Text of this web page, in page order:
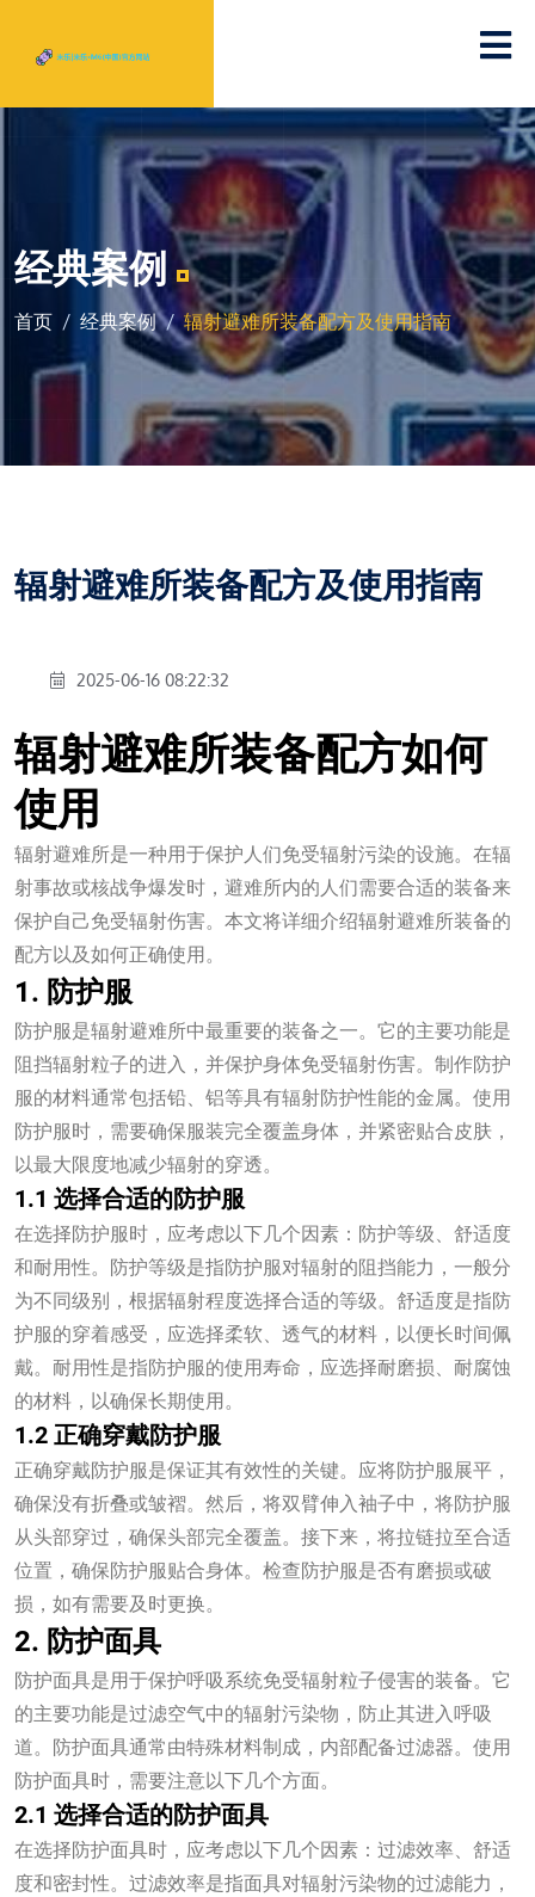
经典案例
首页 经典案例 辐射避难所装备配方及使用指南
辐射避难所装备配方及使用指南
2025-06-16 08:22:32
辐射避难所装备配方如何
使用
辐射避难所是一种用于保护人们免受辐射污染的设施。在辐
射事故或核战争爆发时，避难所内的人们需要合适的装备来
保护自己免受辐射伤害。本文将详细介绍辐射避难所装备的
配方以及如何正确使用。
1. 防护服
防护服是辐射避难所中最重要的装备之一。它的主要功能是
阻挡辐射粒子的进入，并保护身体免受辐射伤害。制作防护
服的材料通常包括铅、铝等具有辐射防护性能的金属。使用
防护服时，需要确保服装完全覆盖身体，并紧密贴合皮肤，
以最大限度地减少辐射的穿透。
1.1 选择合适的防护服
在选择防护服时，应考虑以下几个因素：防护等级、舒适度
和耐用性。防护等级是指防护服对辐射的阻挡能力，一般分
为不同级别，根据辐射程度选择合适的等级。舒适度是指防
护服的穿着感受，应选择柔软、透气的材料，以便长时间佩
戴。耐用性是指防护服的使用寿命，应选择耐磨损、耐腐蚀
的材料，以确保长期使用。
1.2 正确穿戴防护服
正确穿戴防护服是保证其有效性的关键。应将防护服展平，
确保没有折叠或皱褶。然后，将双臂伸入袖子中，将防护服
从头部穿过，确保头部完全覆盖。接下来，将拉链拉至合适
位置，确保防护服贴合身体。检查防护服是否有磨损或破
损，如有需要及时更换。
2. 防护面具
防护面具是用于保护呼吸系统免受辐射粒子侵害的装备。它
的主要功能是过滤空气中的辐射污染物，防止其进入呼吸
道。防护面具通常由特殊材料制成，内部配备过滤器。使用
防护面具时，需要注意以下几个方面。
2.1 选择合适的防护面具
在选择防护面具时，应考虑以下几个因素：过滤效率、舒适
度和密封性。过滤效率是指面具对辐射污染物的过滤能力，